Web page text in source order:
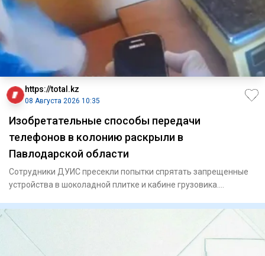
https://total.kz
08 Августа 2026 10:35
Изобретательные способы передачи
телефонов в колонию раскрыли в
Павлодарской области
Сотрудники ДУИС пресекли попытки спрятать запрещенные
устройства в шоколадной плитке и кабине грузовика.